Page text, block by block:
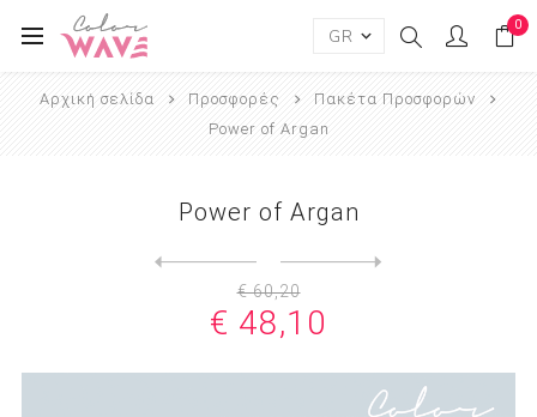
0
Αρχική σελίδα Προσφορές
Πακέτα Προσφορών
Power of Argan
Power of Argan
€ 60,20
€ 48,10